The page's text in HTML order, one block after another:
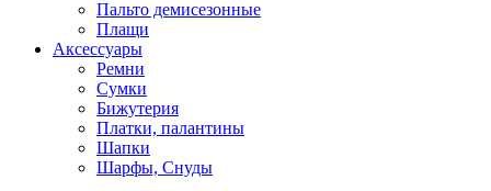
Пальто демисезонные
Плащи
Аксессуары
Ремни
Сумки
Бижутерия
Платки, палантины
Шапки
Шарфы, Снуды